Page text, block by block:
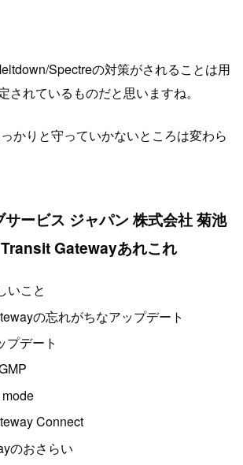
Spectreの対策がされることは用
されているものだと思いますね。
かりと守っていかないところは変わら
ービス ジャパン 株式会社 菊池
Gatewayあれこれ
いこと
の忘れがちなアップデート
プデート
Connect
のおさらい